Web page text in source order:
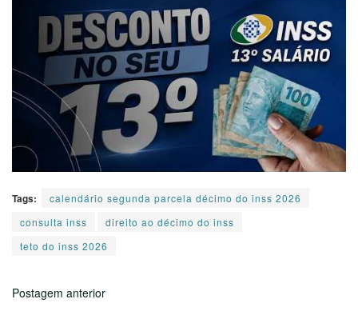
Tags:
calendário segunda parcela décimo do inss 2026
consulta inss
direito ao décimo do inss
teto do inss 2026
Postagem anterior